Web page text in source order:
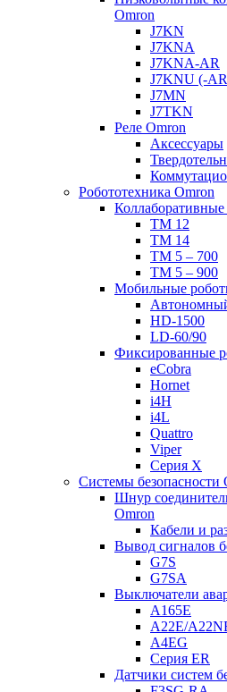
Omron
J7KN
J7KNA
J7KNA-AR
J7KNU (-
J7MN
J7TKN
Реле Omron
Аксессуары
Робототехника Omron
TM 12
TM 14
TM 5 – 700
TM 5 – 900
Мобильные
HD-1500
LD-60/90
Фиксированные
eCobra
Hornet
i4H
i4L
Quattro
Viper
Серия X
Системы безопасности
Шнур
Omron
Кабели и
Вывод сигналов
G7S
G7SA
Выключатели
A165E
A22E/
A4EG
Серия ER
Датчики систем